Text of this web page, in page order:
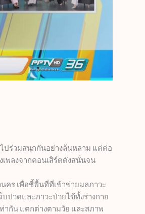
ปร่วมสนุกกันอย่างล้นหลาม แต่ต่อ
เพลงจากคอนเสิร์ตดังสนั่นจน
คร เพื่อชี้พื้นที่ที่เข้าข่ายมลภาวะ
บปวดและภาวะป่วยไข้ทั้งร่างกาย
ากัน แตกต่างตามวัย และสภาพ